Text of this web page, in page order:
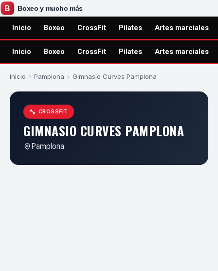
Inicio Boxeo CrossFit Pilates Artes marciales
Inicio Boxeo CrossFit Pilates Artes marciales
Inicio › Pamplona › Gimnasio Curves Pamplona
CROSSFIT
GIMNASIO CURVES PAMPLONA
Pamplona